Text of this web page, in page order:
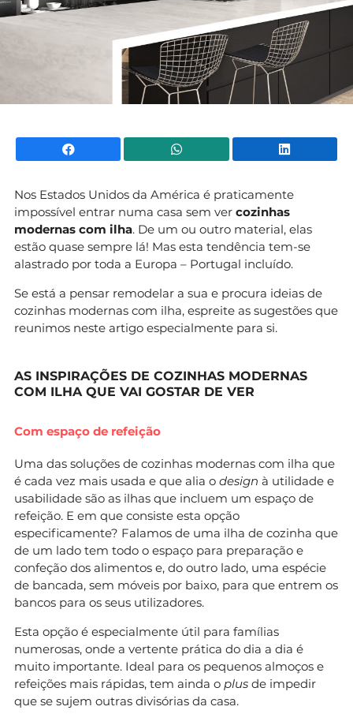
Facebook WhatsApp
Nos Estados Unidos da América é praticamente
impossível entrar numa casa sem ver cozinhas
modernas com ilha. De um ou outro material, elas
estão quase sempre lá! Mas esta tendência tem-se
alastrado por toda a Europa – Portugal incluído.
Se está a pensar remodelar a sua e procura ideias de
cozinhas modernas com ilha, espreite as sugestões que
reunimos neste artigo especialmente para si.
AS INSPIRAÇÕES DE COZINHAS MODERNAS
COM ILHA QUE VAI GOSTAR DE VER
Com espaço de refeição
Uma das soluções de cozinhas modernas com ilha que
é cada vez mais usada e que alia o design à utilidade e
usabilidade são as ilhas que incluem um espaço de
refeição. E em que consiste esta opção
especificamente? Falamos de uma ilha de cozinha que
de um lado tem todo o espaço para preparação e
confeção dos alimentos e, do outro lado, uma espécie
de bancada, sem móveis por baixo, para que entrem os
bancos para os seus utilizadores.
Esta opção é especialmente útil para famílias
numerosas, onde a vertente prática do dia a dia é
muito importante. Ideal para os pequenos almoços e
refeições mais rápidas, tem ainda o plus de impedir
que se sujem outras divisórias da casa.